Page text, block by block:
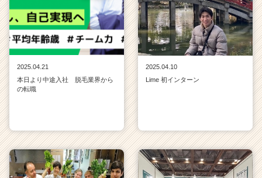
2025.04.21
本日より中途入社 脱毛業界から
の転職
2025.04.10
Lime 初インターン